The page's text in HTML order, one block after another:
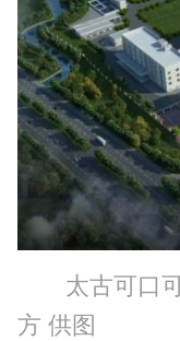
太古可口
方 供图